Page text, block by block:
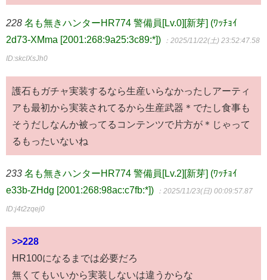
228 名も無きハンターHR774 警備員[Lv.0][新芽] (ﾜｯﾁｮｲ
2d73-XMma [2001:268:9a25:3c89:*])
：2025/11/22(土) 23:52:47.58
ID:skcIXsJh0
護石もガチャ実装するなら生産いらなかったしアーティ
アも最初から実装されてるから生産武器＊でたし食事も
そうだしなんか被ってるコンテンツで片方が＊じゃって
るもったいないね
233 名も無きハンターHR774 警備員[Lv.2][新芽] (ﾜｯﾁｮｲ
e33b-ZHdg [2001:268:98ac:c7fb:*])
：2025/11/23(日) 00:09:57.87
ID:j4t2zqej0
>>228
HR100になるまでは必要だろ
無くてもいいから実装しないは違うからな